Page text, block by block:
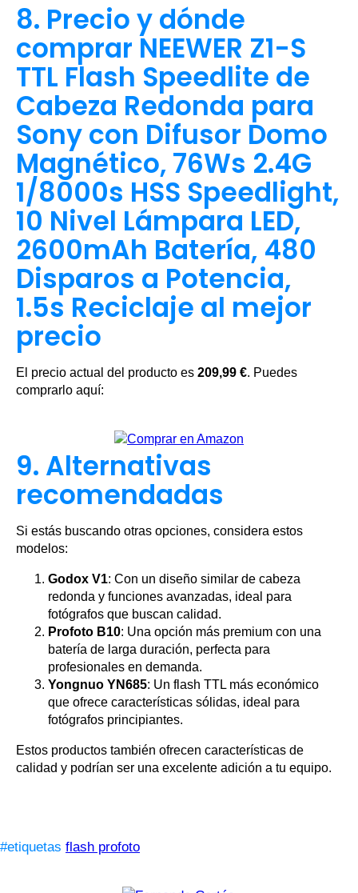
8. Precio y dónde
comprar NEEWER Z1-S
TTL Flash Speedlite de
Cabeza Redonda para
Sony con Difusor Domo
Magnético, 76Ws 2.4G
1/8000s HSS Speedlight,
10 Nivel Lámpara LED,
2600mAh Batería, 480
Disparos a Potencia,
1.5s Reciclaje al mejor
precio
El precio actual del producto es 209,99 €. Puedes
comprarlo aquí:
9. Alternativas
recomendadas
Si estás buscando otras opciones, considera estos
modelos:
Godox V1: Con un diseño similar de cabeza
redonda y funciones avanzadas, ideal para
fotógrafos que buscan calidad.
Profoto B10: Una opción más premium con una
batería de larga duración, perfecta para
profesionales en demanda.
Yongnuo YN685: Un flash TTL más económico
que ofrece características sólidas, ideal para
fotógrafos principiantes.
Estos productos también ofrecen características de
calidad y podrían ser una excelente adición a tu equipo.
#etiquetas flash profoto